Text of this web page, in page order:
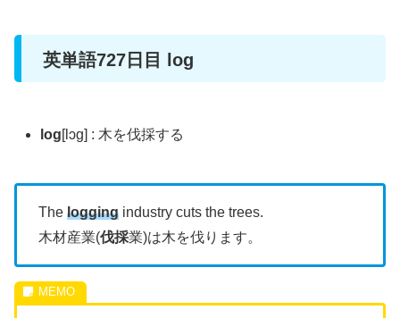
英単語727日目 log
log[lɔg] : 木を伐採する
The logging industry cuts the trees.
木材産業(伐採業)は木を伐ります。